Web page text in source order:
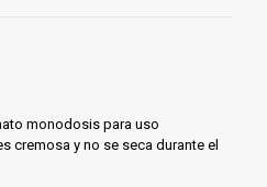
monodosis para uso
cremosa y no se seca durante el